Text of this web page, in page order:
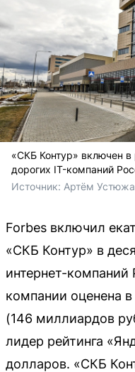
«СКБ Контур» включен в
дорогих IT-компаний
Источник: Артём
Forbes включил
«СКБ Контур» в
интернет-
компании оценена
(146 миллиардов
лидер рейтинга
долларов. «СКБ